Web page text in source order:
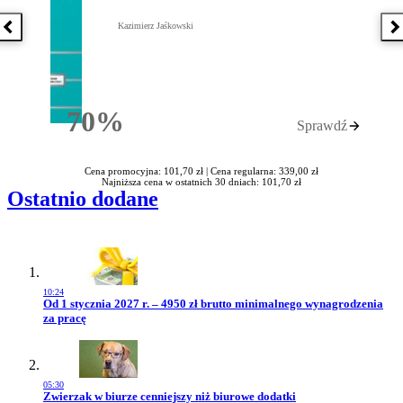
Poprzednia książka
70%Rabatu
Kazimierz Jaśkowski
Sprawdź
Cena promocyjna: 101,70 zł | Cena regularna: 339,00 zł
Najniższa cena w ostatnich 30 dniach: 101,70 zł
Ostatnio dodane
10:24
Przejdź do artykułu:
Od 1 stycznia 2027 r. – 4950 zł brutto minimalnego wynagrodzenia
za pracę
05:30
Przejdź do artykułu:
Zwierzak w biurze cenniejszy niż biurowe dodatki